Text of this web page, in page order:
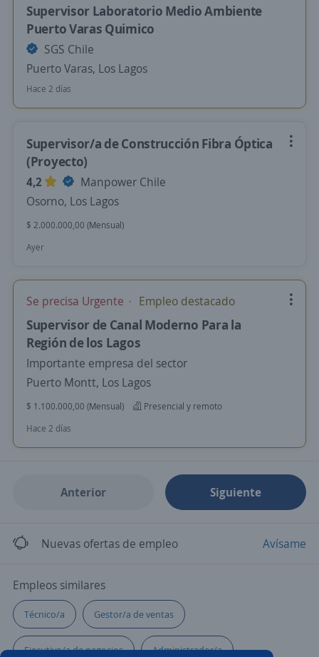
Supervisor Laboratorio Medio Ambiente
Puerto Varas Quimico
SGS Chile
Puerto Varas, Los Lagos
Hace 2 días
Supervisor/a de Construcción Fibra Óptica
(Proyecto)
4,2
Manpower Chile
Osorno, Los Lagos
$ 2.000.000,00 (Mensual)
Ayer
Se precisa Urgente Empleo destacado
Supervisor de Canal Moderno Para la
Región de los Lagos
Importante empresa del sector
Puerto Montt, Los Lagos
$ 1.100.000,00 (Mensual)
Presencial y remoto
Hace 2 días
Anterior Siguiente
Nuevas ofertas de empleo Avísame
Empleos similares
Técnico/a Gestor/a de ventas
Ejecutivo/a de negocios Administrador/a